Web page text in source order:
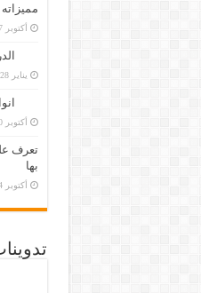
مميزاته
أكتوبر 27, 2019
يناير 28, 2020
أكتوبر 10, 2019
تعرف
بها
أكتوبر 24, 2019